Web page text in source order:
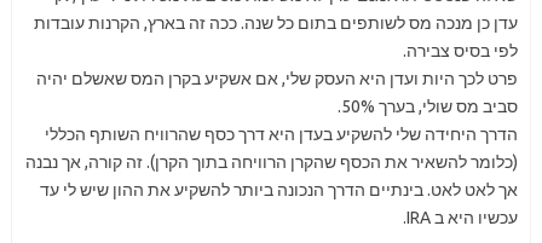
עדן כן מנכה מס לשותפים בתום כל שנה. ככה זה בארץ, הקרנות עובדות
לפי בסיס צבירה.
פרט לכך היות ועדן היא העסק שלי, אם אשקיע בקרן המס שאשלם יהיה
סביב מס שולי, בערך 50%.
הדרך היחידה שלי להשקיע בעדן היא דרך כסף שהרוויח השותף הכללי
(כלומר להשאיר את הכסף שהקרן הרוויחה בתוך הקרן). זה קורה, אך נבנה
אך לאט לאט. בינתיים הדרך הנכונה ביותר להשקיע את ההון שיש לי עד
עכשיו היא ב IRA.